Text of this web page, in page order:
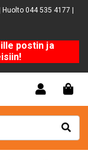
044 535 4177 |
postin ja